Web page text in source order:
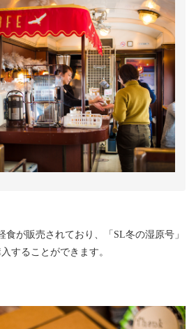
食が販売されており、「SL冬の湿原号」
することができます。